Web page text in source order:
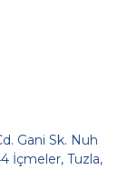
Gani Sk. Nuh
İçmeler, Tuzla,